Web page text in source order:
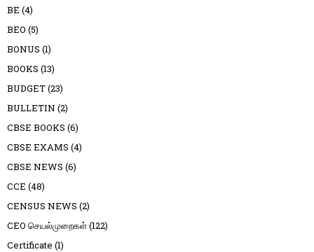
BE (4)
BEO (5)
BONUS (1)
BOOKS (13)
BUDGET(23)
BULLETIN (2)
CBSE BOOKS (6)
CBSE EXAMS (4)
CBSE NEWS (6)
CCE (48)
CENSUS NEWS (2)
CEO செயல்முறைகள்(122)
Certificate (1)